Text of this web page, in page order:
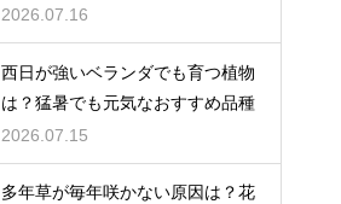
を紹介
2026.07.16
西日が強いベランダでも育つ植物
は？猛暑でも元気なおすすめ品種
2026.07.15
多年草が毎年咲かない原因は？花